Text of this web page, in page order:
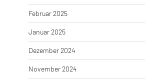
Februar 2025
Januar 2025
Dezember 2024
November 2024